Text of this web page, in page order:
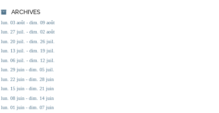
ARCHIVES
lun. 03 août - dim. 09 août
lun. 27 juil. - dim. 02 août
lun. 20 juil. - dim. 26 juil.
lun. 13 juil. - dim. 19 juil.
lun. 06 juil. - dim. 12 juil.
lun. 29 juin - dim. 05 juil.
lun. 22 juin - dim. 28 juin
lun. 15 juin - dim. 21 juin
lun. 08 juin - dim. 14 juin
lun. 01 juin - dim. 07 juin